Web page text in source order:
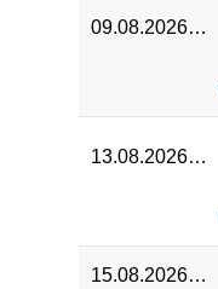
09.08.2026…
13.08.2026…
15.08.2026…